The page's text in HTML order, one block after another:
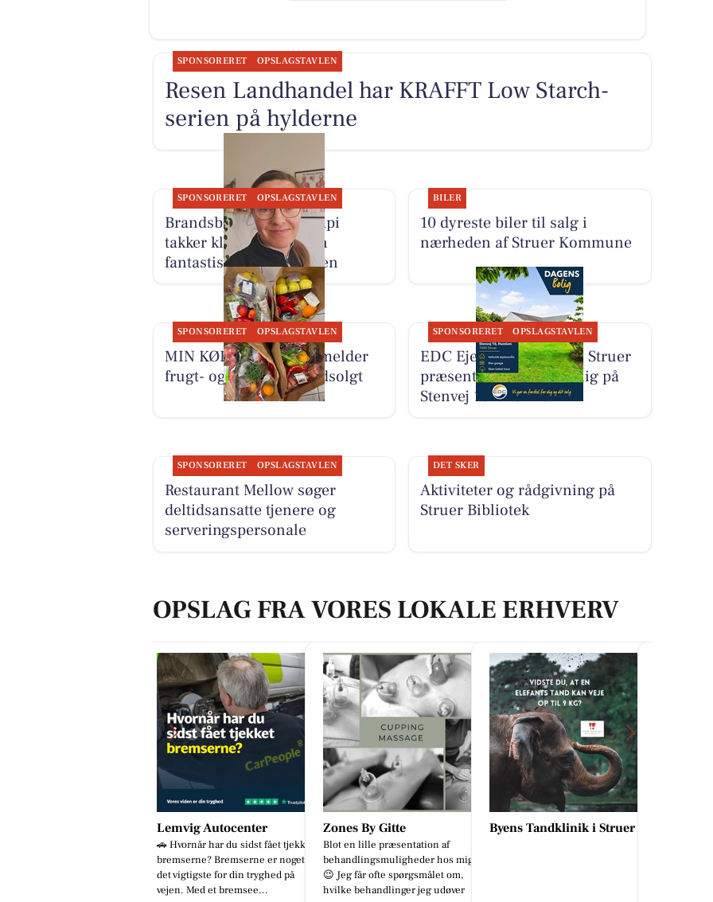
SPONSORERET OPSLAGSTAVLEN
Resen Landhandel har KRAFFT Low Starch-
serien på hylderne
SPONSORERET OPSLAGSTAVLEN
Brandsborgs Kropsterapi
takker klienterne for en
fantastisk uge i klinikken
BILER
10 dyreste biler til salg i
nærheden af Struer Kommune
SPONSORERET OPSLAGSTAVLEN
MIN KØBMAND I ASP melder
frugt- og grøntposer udsolgt
SPONSORERET OPSLAGSTAVLEN
EDC Ejen­doms­grup­pen Struer
præsenterer dagens bolig på
Stenvej 16 i Humlum
SPONSORERET OPSLAGSTAVLEN
Restaurant Mellow søger
deltidsansatte tjenere og
serveringspersonale
DET SKER
Aktiviteter og rådgivning på
Struer Bibliotek
OPSLAG FRA VORES LOKALE ERHVERV
Zones By Gitte
Blot en lille præsentation af
behandlingsmuligheder hos mig
😉 Jeg får ofte spørgsmålet om,
hvilke behandlinger jeg udøver
Byens Tandklinik i Struer Resen Landhandel